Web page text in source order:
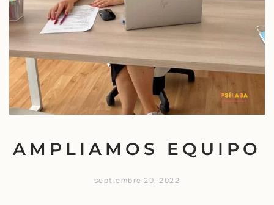
AMPLIAMOS EQUIPO
septiembre 20, 2022